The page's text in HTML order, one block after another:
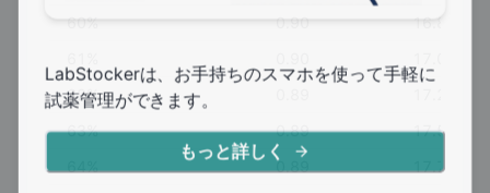
60% 0.90
16.82
62%
63% 0.89
17.53
64% 0.89
17.77
LabStockerは、お手持ちのスマホを使って手軽に
試薬管理ができます。
もっと詳しく